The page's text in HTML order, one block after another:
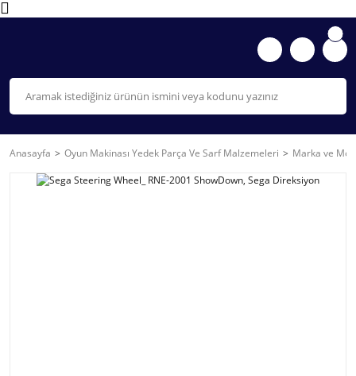
Anasayfa Oyun Makinası Yedek Parça Ve Sarf Malzemeleri Marka ve